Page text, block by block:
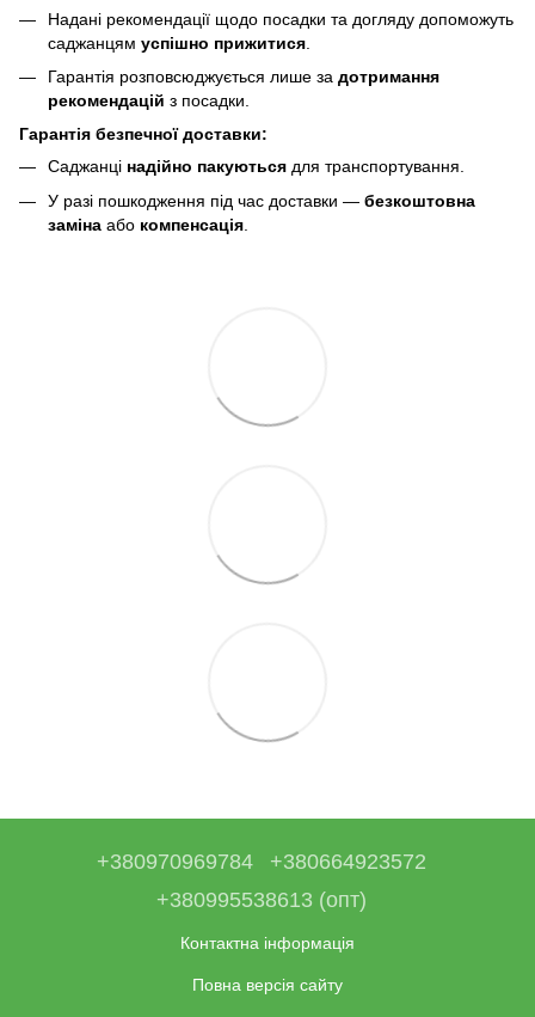
Надані рекомендації щодо посадки та догляду допоможуть
саджанцям успішно прижитися
Гарантія розповсюджується лише за дотримання
рекомендацій з посадки.
Гарантія безпечної доставки:
Саджанці надійно пакуються для транспортування.
У разі пошкодження під час доставки — безкоштовна
заміна або компенсація
+380970969784
+380664923572
+380995538613 (опт)
Контактна інформація
Повна версія сайту